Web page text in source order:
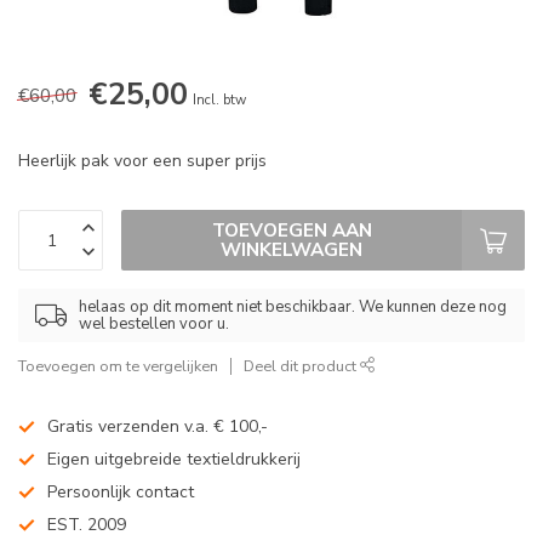
€60,00 €25,00 Incl. btw
Heerlijk pak voor een super prijs
TOEVOEGEN AAN
WINKELWAGEN
helaas op dit moment niet beschikbaar. We kunnen deze nog
wel bestellen voor u.
Toevoegen om te vergelijken Deel dit product
Gratis verzenden v.a. € 100,-
Eigen uitgebreide textieldrukkerij
Persoonlijk contact
EST. 2009